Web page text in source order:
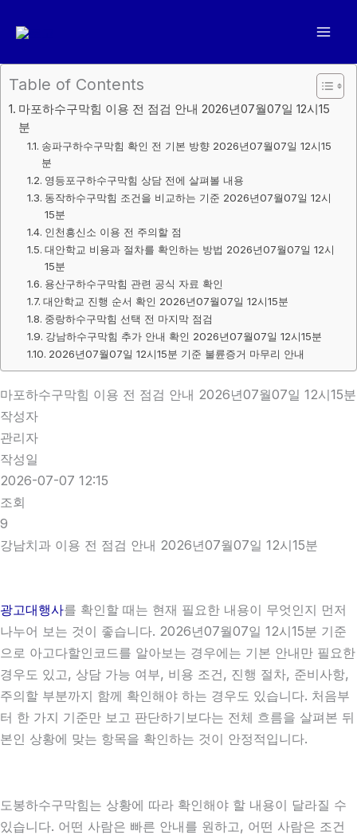
너
Table of Contents
마포하수구막힘 이용 전 점검 안내 2026년07월07일 12시15
분
송파구하수구막힘 확인 전 기본 방향 2026년07월07일 12시15
분
영등포구하수구막힘 상담 전에 살펴볼 내용
동작하수구막힘 조건을 비교하는 기준 2026년07월07일 12시
15분
인천흥신소 이용 전 주의할 점
대안학교 비용과 절차를 확인하는 방법 2026년07월07일 12시
15분
용산구하수구막힘 관련 공식 자료 확인
대안학교 진행 순서 확인 2026년07월07일 12시15분
중랑하수구막힘 선택 전 마지막 점검
강남하수구막힘 추가 안내 확인 2026년07월07일 12시15분
2026년07월07일 12시15분 기준 불륜증거 마무리 안내
마포하수구막힘 이용 전 점검 안내 2026년07월07일 12시15분
작성자
관리자
작성일
2026-07-07 12:15
조회
9
강남치과 이용 전 점검 안내 2026년07월07일 12시15분
광고대행사를 확인할 때는 현재 필요한 내용이 무엇인지 먼저
나누어 보는 것이 좋습니다. 2026년07월07일 12시15분 기준
으로 아고다할인코드를 알아보는 경우에는 기본 안내만 필요한
경우도 있고, 상담 가능 여부, 비용 조건, 진행 절차, 준비사항,
주의할 부분까지 함께 확인해야 하는 경우도 있습니다. 처음부
터 한 가지 기준만 보고 판단하기보다는 전체 흐름을 살펴본 뒤
본인 상황에 맞는 항목을 확인하는 것이 안정적입니다.
도봉하수구막힘는 상황에 따라 확인해야 할 내용이 달라질 수
있습니다. 어떤 사람은 빠른 안내를 원하고, 어떤 사람은 조건